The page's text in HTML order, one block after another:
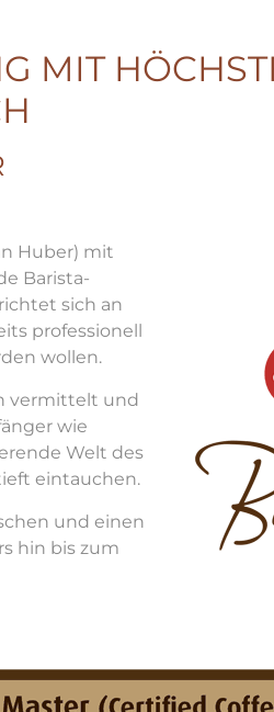
MIT
Huber) mit
Barista-
sich an
professionell
wollen.
vermittelt und
wie
Welt des
eintauchen.
und einen
hin bis zum